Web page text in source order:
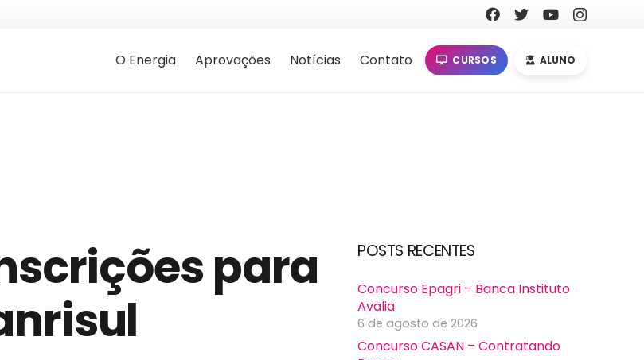
O Energia Aprovações Notícias Contato CURSOS ALUNO
para
POSTS RECENTES
Concurso Epagri – Banca Instituto
Avalia
6 de agosto de 2026
Concurso CASAN – Contratando